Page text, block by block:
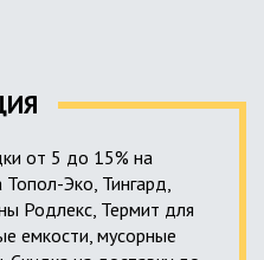
от 5 до 15% на
Эко, Тингард,
Родлекс, Термит для
емкости, мусорные